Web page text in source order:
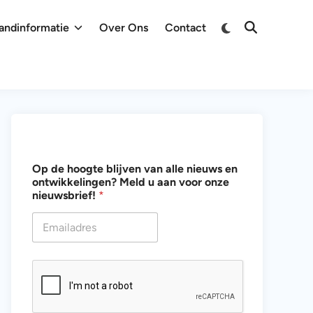
Over Ons Contact
Overschakelen
Zoeken
n
t
w
i
k
l
Op de hoogte blijven van alle nieuws en
ontwikkelingen? Meld u aan voor onze
nieuwsbrief! *